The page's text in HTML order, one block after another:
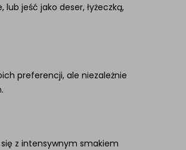
jeść jako deser, łyżeczką,
preferencji, ale niezależnie
z intensywnym smakiem